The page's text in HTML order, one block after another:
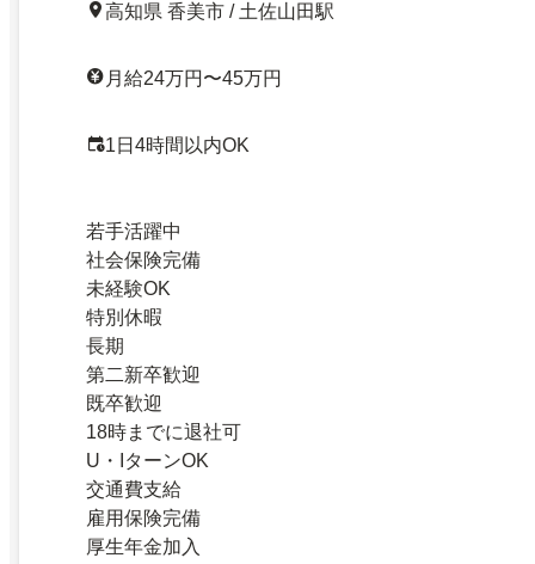
高知県 香美市 / 土佐山田駅
月給24万円〜45万円
1日4時間以内OK
若手活躍中
社会保険完備
未経験OK
特別休暇
長期
第二新卒歓迎
既卒歓迎
18時までに退社可
U・IターンOK
交通費支給
雇用保険完備
厚生年金加入